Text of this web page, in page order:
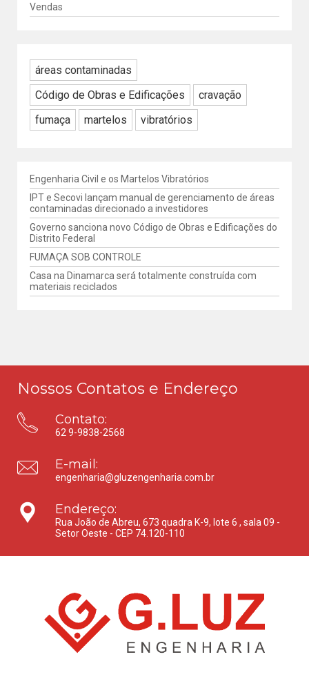
Vendas
áreas contaminadas
Código de Obras e Edificações
cravação
fumaça
martelos vibratórios
Engenharia Civil e os Martelos Vibratórios
IPT e Secovi lançam manual de gerenciamento de áreas
contaminadas direcionado a investidores
Governo sanciona novo Código de Obras e Edificações do
Distrito Federal
FUMAÇA SOB CONTROLE
Casa na Dinamarca será totalmente construída com
materiais reciclados
Nossos Contatos e Endereço
Contato:
62 9-9838-2568
E-mail:
engenharia@gluzengenharia.com.br
Endereço:
Rua João de Abreu, 673 quadra K-9, lote 6 , sala 09 -
Setor Oeste - CEP 74.120-110